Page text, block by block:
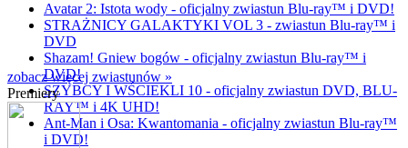
Avatar 2: Istota wody - oficjalny zwiastun Blu-ray™ i DVD!
STRAŻNICY GALAKTYKI VOL 3 - zwiastun Blu-ray™ i
DVD
Shazam! Gniew bogów - oficjalny zwiastun Blu-ray™ i
DVD!
SZYBCY I WŚCIEKLI 10 - oficjalny zwiastun DVD, BLU-
RAY™ i 4K UHD!
Ant-Man i Osa: Kwantomania - oficjalny zwiastun Blu-ray™
i DVD!
zobacz więcej zwiastunów »
Premiery